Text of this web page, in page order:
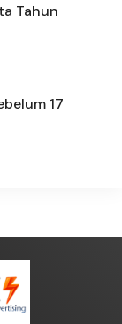
Tahun
17